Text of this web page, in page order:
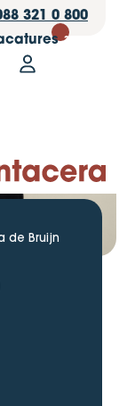
321 0 800
30
Mijn
de Bruijn